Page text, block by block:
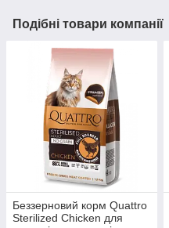
Подібні товари компанії
Беззерновий корм Quattro
Sterilized Chicken для